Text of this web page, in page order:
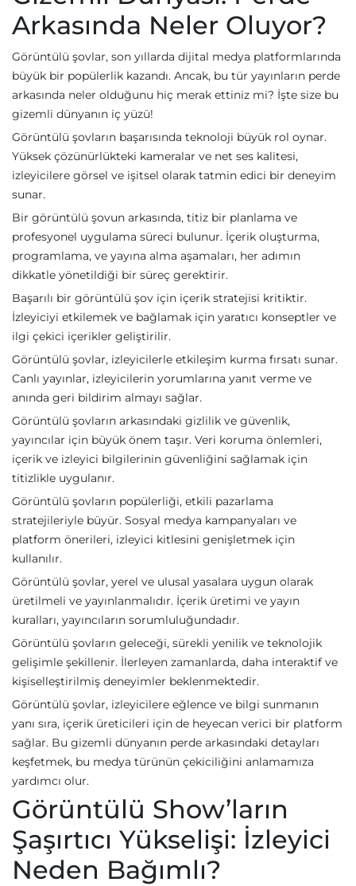
Arkasında Neler Oluyor?
Görüntülü şovlar, son yıllarda dijital medya platformlarında
büyük bir popülerlik kazandı. Ancak, bu tür yayınların perde
arkasında neler olduğunu hiç merak ettiniz mi? İşte size bu
gizemli dünyanın iç yüzü!
Görüntülü şovların başarısında teknoloji büyük rol oynar.
Yüksek çözünürlükteki kameralar ve net ses kalitesi,
izleyicilere görsel ve işitsel olarak tatmin edici bir deneyim
sunar.
Bir görüntülü şovun arkasında, titiz bir planlama ve
profesyonel uygulama süreci bulunur. İçerik oluşturma,
programlama, ve yayına alma aşamaları, her adımın
dikkatle yönetildiği bir süreç gerektirir.
Başarılı bir görüntülü şov için içerik stratejisi kritiktir.
İzleyiciyi etkilemek ve bağlamak için yaratıcı konseptler ve
ilgi çekici içerikler geliştirilir.
Görüntülü şovlar, izleyicilerle etkileşim kurma fırsatı sunar.
Canlı yayınlar, izleyicilerin yorumlarına yanıt verme ve
anında geri bildirim almayı sağlar.
Görüntülü şovların arkasındaki gizlilik ve güvenlik,
yayıncılar için büyük önem taşır. Veri koruma önlemleri,
içerik ve izleyici bilgilerinin güvenliğini sağlamak için
titizlikle uygulanır.
Görüntülü şovların popülerliği, etkili pazarlama
stratejileriyle büyür. Sosyal medya kampanyaları ve
platform önerileri, izleyici kitlesini genişletmek için
kullanılır.
Görüntülü şovlar, yerel ve ulusal yasalara uygun olarak
üretilmeli ve yayınlanmalıdır. İçerik üretimi ve yayın
kuralları, yayıncıların sorumluluğundadır.
Görüntülü şovların geleceği, sürekli yenilik ve teknolojik
gelişimle şekillenir. İlerleyen zamanlarda, daha interaktif ve
kişiselleştirilmiş deneyimler beklenmektedir.
Görüntülü şovlar, izleyicilere eğlence ve bilgi sunmanın
yanı sıra, içerik üreticileri için de heyecan verici bir platform
sağlar. Bu gizemli dünyanın perde arkasındaki detayları
keşfetmek, bu medya türünün çekiciliğini anlamamıza
yardımcı olur.
Görüntülü Show’ların
Şaşırtıcı Yükselişi: İzleyici
Neden Bağımlı?